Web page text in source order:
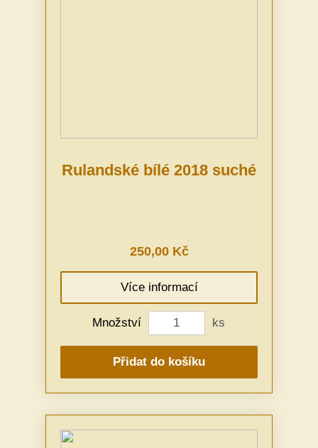
Rulandské bílé 2018 suché
250,00 Kč
Více informací
Množství ks
Přidat do košíku